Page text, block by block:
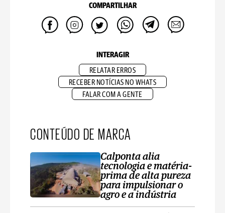
COMPARTILHAR
INTERAGIR
RELATAR ERROS
RECEBER NOTÍCIAS NO WHATS
FALAR COM A GENTE
CONTEÚDO DE MARCA
Calponta alia
tecnologia e matéria-
prima de alta pureza
para impulsionar o
agro e a indústria